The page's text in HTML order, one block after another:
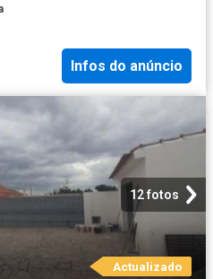
Infos do anúncio
12 fotos
Actualizado